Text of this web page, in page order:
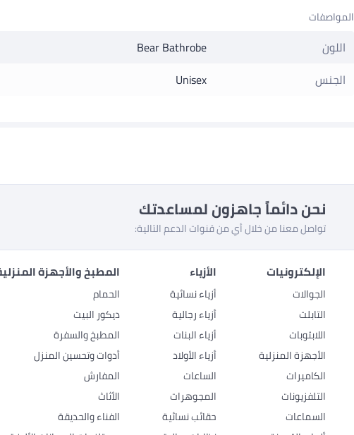
المواصفات
اللون
Bear Bathrobe
الجنس
Unisex
نحن دائماً جاهزون لمساعدتك
تواصل معنا من خلال أي من قنوات الدعم التالية:
الإلكترونيات
الجوالات
التابلت
اللابتوبات
الأجهزة المنزلية
الكاميرات
التلفزيونات
السماعات
الأزياء
أزياء نسائية
أزياء رجالية
أزياء البنات
أزياء الأولاد
الساعات
المجوهرات
حقائب نسائية
المطبخ والأجهزة
الحمام
ديكور البيت
المطبخ والسفرة
أدوات وتحسين المنزل
المفارش
الأثاث
الفناء والحديقة